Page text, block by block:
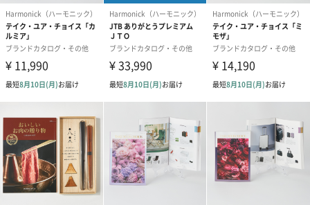
アイテムもカテゴリーも様々なので、年齢・性別・関係性・家族
構成関係なく贈ることができます。
気になるカタログの内容は？
もらって嬉しい憧れの有名ブランドも
憧れの有名ブランド品も多く揃っています。
AGATHA、kate spade、JIMMY CHOO、アクアスキュータム、タ